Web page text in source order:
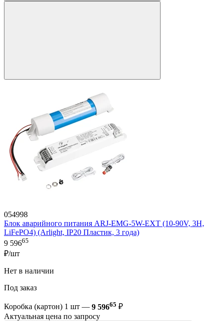
054998
Блок аварийного питания ARJ-EMG-5W-EXT (10-90V, 3H,
LiFePO4) (Arlight, IP20 Пластик, 3 года)
9 59665
₽/шт
Нет в наличии
Под заказ
Коробка (картон) 1 шт — 9 59665 ₽
Актуальная цена по запросу